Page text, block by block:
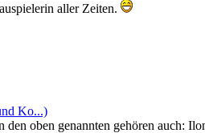
aller Zeiten.
Ko...)
oben genannten gehören auch: